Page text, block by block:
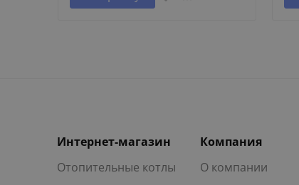
Интернет-магазин
Отопительные котлы
Компания
О компании